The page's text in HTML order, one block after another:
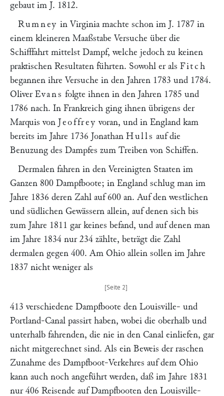
gebaut im J. 1812.
Rumney in Virginia machte schon im J. 1787 in
einem kleineren Maaßstabe Versuche über die
Schifffahrt mittelst Dampf, welche jedoch zu keinen
praktischen Resultaten führten. Sowohl er als Fitch
begannen ihre Versuche in den Jahren 1783 und 1784.
Oliver Evans folgte ihnen in den Jahren 1785 und
1786 nach. In Frankreich ging ihnen übrigens der
Marquis von Jeoffrey voran, und in England kam
bereits im Jahre 1736 Jonathan Hulls auf die
Benuzung des Dampfes zum Treiben von Schiffen.
Dermalen fahren in den Vereinigten Staaten im
Ganzen 800 Dampfboote; in England schlug man im
Jahre 1836 deren Zahl auf 600 an. Auf den westlichen
und südlichen Gewässern allein, auf denen sich bis
zum Jahre 1811 gar keines befand, und auf denen man
im Jahre 1834 nur 234 zählte, beträgt die Zahl
dermalen gegen 400. Am Ohio allein sollen im Jahre
1837 nicht weniger als
413 verschiedene Dampfboote den Louisville- und
Portland-Canal passirt haben, wobei die oberhalb und
unterhalb fahrenden, die nie in den Canal einliefen, gar
nicht mitgerechnet sind. Als ein Beweis der raschen
Zunahme des Dampfboot-Verkehres auf dem Ohio
kann auch noch angeführt werden, daß im Jahre 1831
nur 406 Reisende auf Dampfbooten den Louisville-